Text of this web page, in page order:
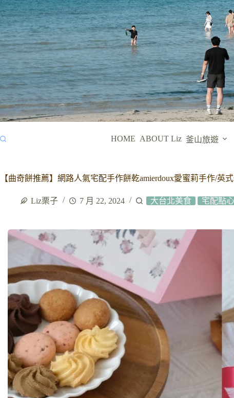
HOME ABOUT Liz 釜山旅遊
【曲奇餅推薦】網路人氣宅配手作餅乾amierdoux愛蜜莉手作/英
Liz栗子 7 月 22, 2024 大台北美食 宅配點